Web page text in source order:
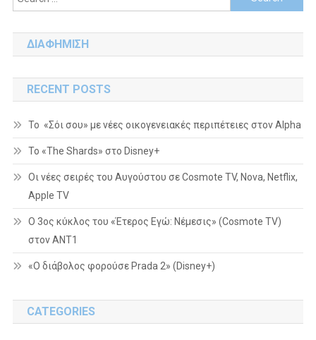
for:
ΔΙΑΦΗΜΙΣΗ
RECENT POSTS
Το «Σόι σου» με νέες οικογενειακές περιπέτειες στον Alpha
To «The Shards» στο Disney+
Οι νέες σειρές του Αυγούστου σε Cosmote TV, Nova, Netflix,
Apple TV
Ο 3ος κύκλος του «Έτερος Εγώ: Νέμεσις» (Cosmote TV)
στον ΑΝΤ1
«Ο διάβολος φορούσε Prada 2» (Disney+)
CATEGORIES